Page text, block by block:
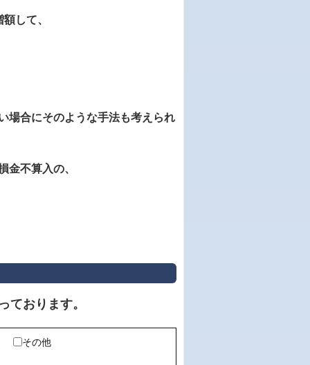
して、
場合にそのような手法も考えられ
不算入の、
ております。
その他